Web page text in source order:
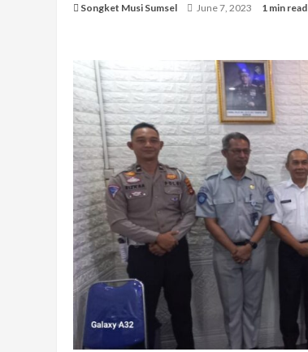
Songket Musi Sumsel June 7, 2023 1 min read